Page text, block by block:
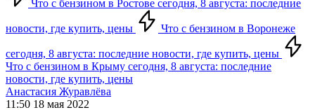
Что с бензином в Ростове сегодня, 8 августа: последние
новости, где купить, цены Что с бензином в Воронеже
сегодня, 8 августа: последние новости, где купить, цены
Что с бензином в Крыму сегодня, 8 августа: последние
новости, где купить, цены
Анастасия Журавлёва
11:50 18 мая 2022